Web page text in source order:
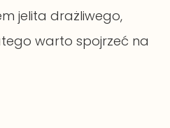
jelita drażliwego,
warto spojrzeć na